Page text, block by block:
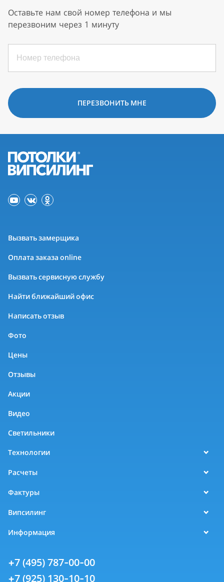
Оставьте нам свой номер телефона и мы
перезвоним через 1 минуту
ПЕРЕЗВОНИТЬ МНЕ
Вызвать замерщика
Оплата заказа online
Вызвать сервисную службу
Найти ближайший офис
Написать отзыв
Фото
Цены
Отзывы
Акции
Видео
Светильники
Технологии
Расчеты
Фактуры
Випсилинг
Информация
+7 (495) 787-00-00
+7 (925) 130-10-10